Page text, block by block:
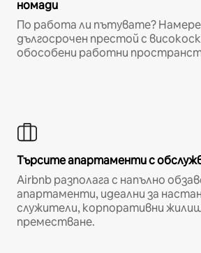
номади
По работа ли пътувате?
дългосрочен престой с
обособени работни
Търсите апартаменти с
Airbnb разполага с напълно
апартаменти, идеални за
служители, корпоративни
преместване.